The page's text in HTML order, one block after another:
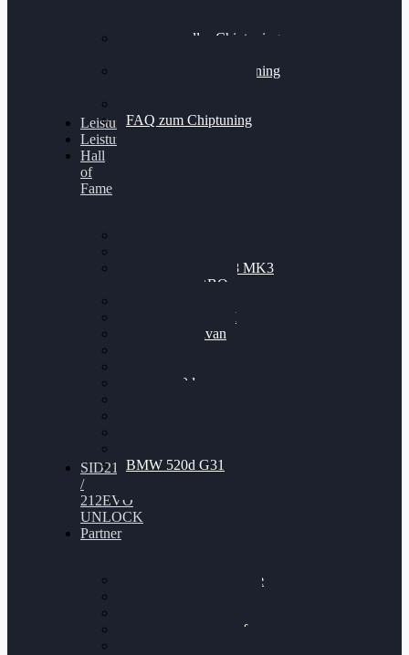
Professionelles Chiptuning
Professionelles Chiptuning
FAQ zum Chiptuning
Leistungsmessung
Leistungsprüfstand
Hall
of
Fame
Nissan GT-R35 3.8 MK3
V6 TWINTURBO
VW Passat 2.0TDI
VW T6 Multivan
BMW 120d
BMW 520d G31
SID212
/
212EVO
UNLOCK
Partner
Bilgenroth Performance
Chiptuning Schüttorf